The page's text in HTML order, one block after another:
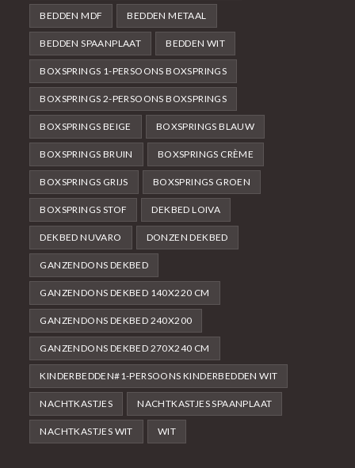
BEDDEN MDF BEDDEN METAAL
BEDDEN SPAANPLAAT BEDDEN WIT
BOXSPRINGS 1-PERSOONS BOXSPRINGS
BOXSPRINGS 2-PERSOONS BOXSPRINGS
BOXSPRINGS BEIGE BOXSPRINGS BLAUW
BOXSPRINGS BRUIN BOXSPRINGS CRÈME
BOXSPRINGS GRIJS BOXSPRINGS GROEN
BOXSPRINGS STOF DEKBED LOIVA
DEKBED NUVARO DONZEN DEKBED
GANZENDONS DEKBED
GANZENDONS DEKBED 140X220 CM
GANZENDONS DEKBED 240X200
GANZENDONS DEKBED 270X240 CM
KINDERBEDDEN#1-PERSOONS KINDERBEDDEN WIT
NACHTKASTJES NACHTKASTJES SPAANPLAAT
NACHTKASTJES WIT WIT